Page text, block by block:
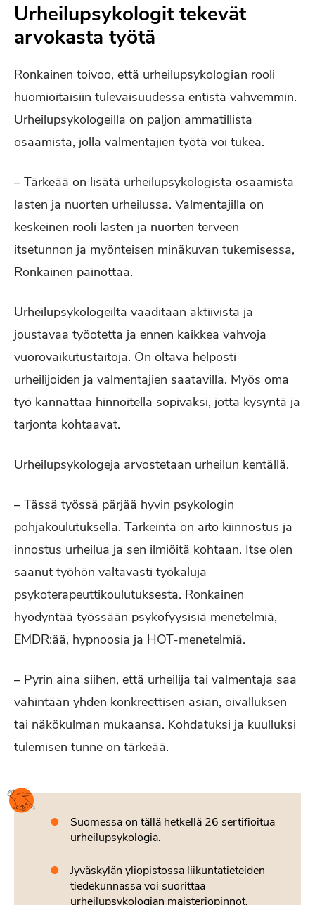
Urheilupsykologit tekevät
arvokasta työtä
Ronkainen toivoo, että urheilupsykologian rooli
huomioitaisiin tulevaisuudessa entistä vahvemmin.
Urheilupsykologeilla on paljon ammatillista
osaamista, jolla valmentajien työtä voi tukea.
– Tärkeää on lisätä urheilupsykologista osaamista
lasten ja nuorten urheilussa. Valmentajilla on
keskeinen rooli lasten ja nuorten terveen
itsetunnon ja myönteisen minäkuvan tukemisessa,
Ronkainen painottaa.
Urheilupsykologeilta vaaditaan aktiivista ja
joustavaa työotetta ja ennen kaikkea vahvoja
vuorovaikutustaitoja. On oltava helposti
urheilijoiden ja valmentajien saatavilla. Myös oma
työ kannattaa hinnoitella sopivaksi, jotta kysyntä ja
tarjonta kohtaavat.
Urheilupsykologeja arvostetaan urheilun kentällä.
– Tässä työssä pärjää hyvin psykologin
pohjakoulutuksella. Tärkeintä on aito kiinnostus ja
innostus urheilua ja sen ilmiöitä kohtaan. Itse olen
saanut työhön valtavasti työkaluja
psykoterapeuttikoulutuksesta. Ronkainen
hyödyntää työssään psykofyysisiä menetelmiä,
EMDR:ää, hypnoosia ja HOT-menetelmiä.
– Pyrin aina siihen, että urheilija tai valmentaja saa
vähintään yhden konkreettisen asian, oivalluksen
tai näkökulman mukaansa. Kohdatuksi ja kuulluksi
tulemisen tunne on tärkeää.
Suomessa on tällä hetkellä 26 sertifioitua
urheilupsykologia.
Jyväskylän yliopistossa liikuntatieteiden
tiedekunnassa voi suorittaa
urheilupsykologian maisteriopinnot.